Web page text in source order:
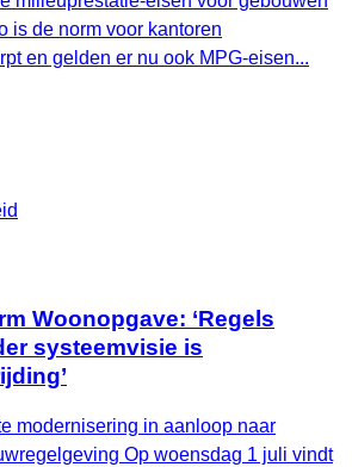
is de norm voor kantoren
en gelden er nu ook MPG-eisen...
Woonopgave: ‘Regels
systeemvisie is
modernisering in aanloop naar
Op woensdag 1 juli vindt